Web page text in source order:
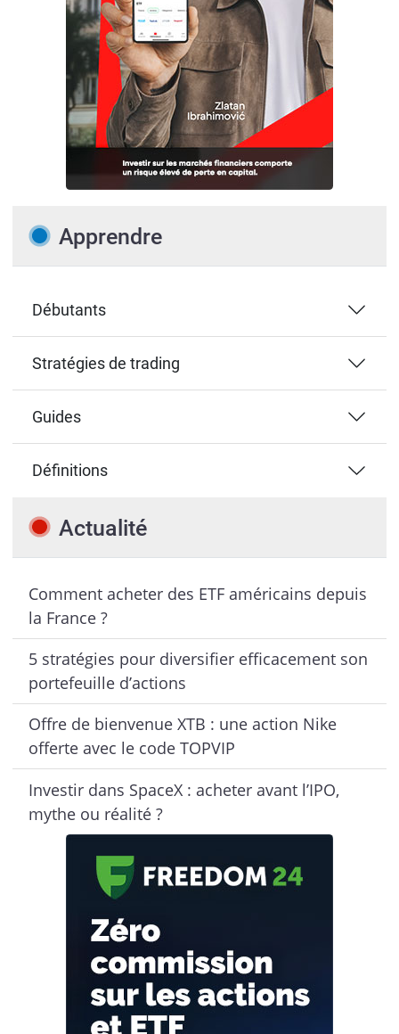
Apprendre
Débutants
Stratégies de trading
Guides
Définitions
Actualité
Comment acheter des ETF américains depuis
la France ?
5 stratégies pour diversifier efficacement son
portefeuille d’actions
Offre de bienvenue XTB : une action Nike
offerte avec le code TOPVIP
Investir dans SpaceX : acheter avant l’IPO,
mythe ou réalité ?